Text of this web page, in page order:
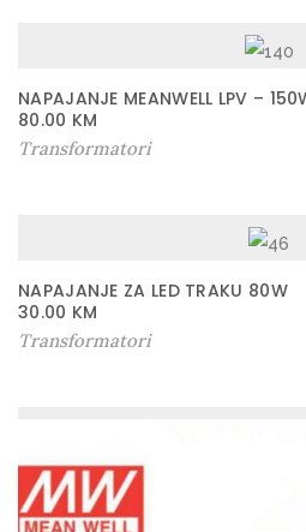
NAPAJANJE MEANWELL LPV –
80.00 KM
Transformatori
NAPAJANJE ZA LED TRAKU 80W
30.00 KM
Transformatori